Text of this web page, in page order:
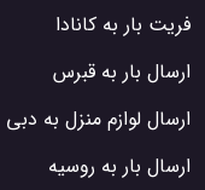
فریت بار به کانادا
ارسال بار به قبرس
ارسال لوازم منزل به دبی
ارسال بار به روسیه